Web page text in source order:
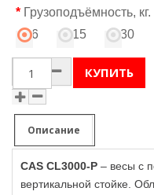
Грузоподъёмность, кг.
6
15 30
КУПИТЬ
Описание
CAS CL3000-P – весы с
вертикальной стойке.